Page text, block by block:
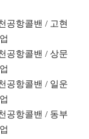
공항콜밴 / 고현
공항콜밴 / 상문
공항콜밴 / 일운
공항콜밴 / 동부